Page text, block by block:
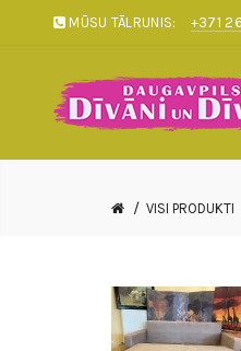
MŪSU TĀLRUNIS: +371
VISI PRODUKTI